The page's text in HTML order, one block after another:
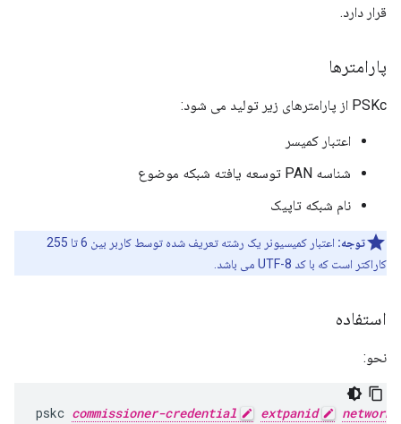
قرار دارد.
پارامترها
PSKc از پارامترهای زیر تولید می شود:
اعتبار کمیسر
شناسه PAN توسعه یافته شبکه موضوع
نام شبکه تاپیک
توجه:
اعتبار کمیسیونر یک رشته تعریف شده توسط کاربر بین 6 تا 255
کاراکتر است که با کد UTF-8 می باشد.
استفاده
نحو:
pskc commissioner-credential extpanid network-